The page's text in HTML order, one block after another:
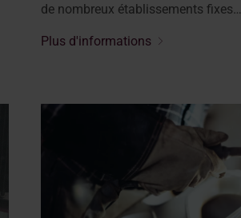
de nombreux établissements fixes…
Plus d'informations